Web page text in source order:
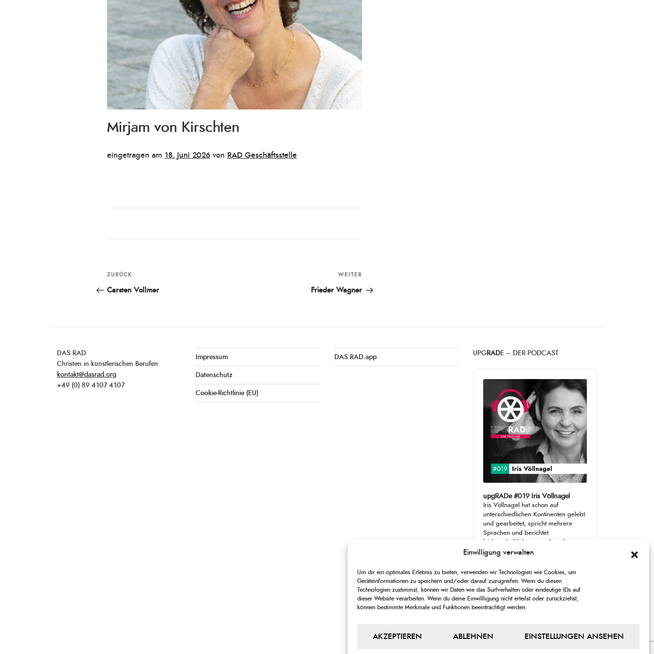
Einwilligung verwalten
Um dir ein optimales Erlebnis zu bieten, verwenden wir Technologien wie Cookies, um
Geräteinformationen zu speichern und/oder darauf zuzugreifen. Wenn du diesen
Technologien zustimmst, können wir Daten wie das Surfverhalten oder eindeutige IDs auf
dieser Website verarbeiten. Wenn du deine Einwillligung nicht erteilst oder zurückziehst,
können bestimmte Merkmale und Funktionen beeinträchtigt werden.
AKZEPTIEREN ABLEHNEN EINSTELLUNGEN ANSEHEN
Mirjam von Kirschten
eingetragen am Veröffentlicht
18. Juni 2026 von RAD Geschäftsstelle
Beitragsnavigation
Vorheriger
Beitrag
ZURÜCK
Carsten Vollmer
Beitrag
WEITER
Frieder Wagner
DAS RAD
Christen in künstlerischen Berufen
kontakt@dasrad.org
+49 (0) 89 4107 4107
Impressum
Datenschutz
Cookie-Richtlinie (EU)
DAS RAD.app
UPG RADE – DER PODCAST
Audio
upgRADe #019 Iris Völlnagel
Iris Völlnagel hat schon auf
unterschiedlichen Kontinenten gelebt
und gearbeitet, spricht mehrere
Sprachen und berichtet
leidenschaftlich gerne über das, was
sie erlebt – als Journalistin,
CHANGE
PLAYBACK
RATE
1
SKIP
BACKWARD
PLAY
PAUSE
JUMP
FORWARD
THIS
00:00 00:00
LIST
Show